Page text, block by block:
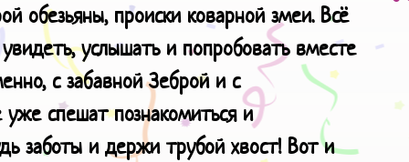
обезьяны, происки коварной змеи. Всё
услышать и попробовать вместе
с забавной Зеброй и с
спешат познакомиться и
заботы и держи трубой хвост! Вот и